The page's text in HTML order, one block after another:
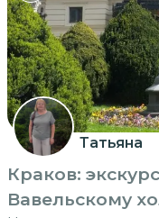
Татьяна
Краков:
Вавельскому